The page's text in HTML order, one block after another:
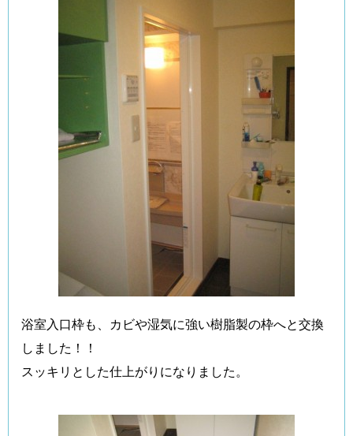
浴室入口枠も、カビや湿気に強い樹脂製の枠へと交換
しました！！
スッキリとした仕上がりになりました。